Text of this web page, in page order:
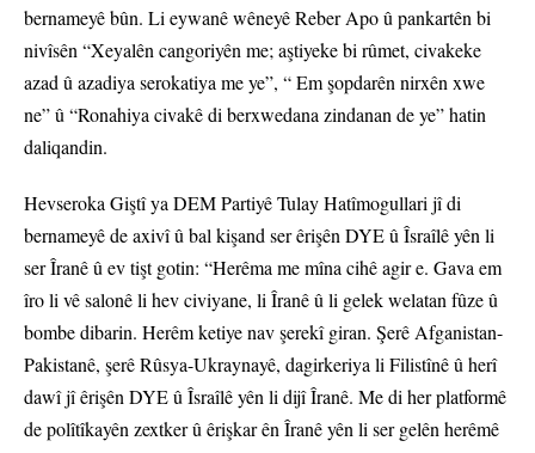
bernameyê bûn. Li eywanê wêneyê Reber Apo û pankartên bi
nivîsên “Xeyalên cangoriyên me; aştiyeke bi rûmet, civakeke
azad û azadiya serokatiya me ye”, “ Em şopdarên nirxên xwe
ne” û “Ronahiya civakê di berxwedana zindanan de ye” hatin
daliqandin.
Hevseroka Giştî ya DEM Partiyê Tulay Hatîmogullari jî di
bernameyê de axivî û bal kişand ser êrişên DYE û Îsraîlê yên li
ser Îranê û ev tişt gotin: “Herêma me mîna cihê agir e. Gava em
îro li vê salonê li hev civiyane, li Îranê û li gelek welatan fûze û
bombe dibarin. Herêm ketiye nav şerekî giran. Şerê Afganistan-
Pakistanê, şerê Rûsya-Ukraynayê, dagirkeriya li Filistînê û herî
dawî jî êrişên DYE û Îsraîlê yên li dijî Îranê. Me di her platformê
de polîtîkayên zextker û êrişkar ên Îranê yên li ser gelên herêmê